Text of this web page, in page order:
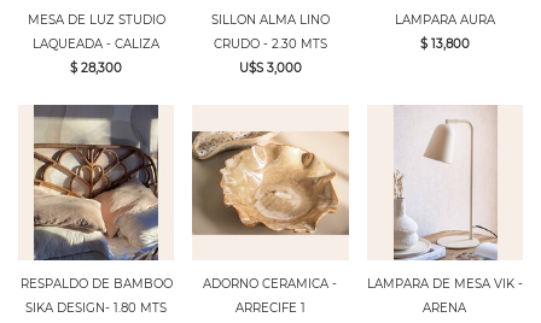
MESA DE LUZ STUDIO
LAQUEADA - CALIZA
$ 28,300
SILLON ALMA LINO
CRUDO - 2.30 MTS
U$S 3,000
LAMPARA AURA
$ 13,800
RESPALDO DE BAMBOO
SIKA DESIGN- 1.80 MTS
ADORNO CERAMICA -
ARRECIFE 1
LAMPARA DE MESA VIK -
ARENA